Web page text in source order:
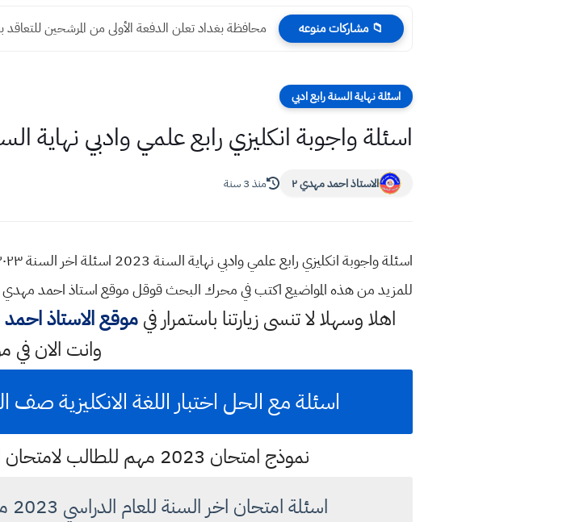
📁 مشاركات منوعه محافظة بغداد تعلن الدفعة الأولى من المرشحين
اسئلة نهاية السنة رابع ادبي
اسئلة واجوبة انكليزي رابع علمي وادبي نهاية السنة
الاستاذ احمد مهدي ٢ منذ 3 سنة
للمزيد من هذه المواضيع اكتب في محرك البحث قوقل موقع استاذ احمد
اهلا وسهلالا تنسى زيارتنا باستمرار فيموقع الاستاذ
وانت الان
اسئلة مع الحل اختبار اللغة الانكليزية صف
نموذج امتحان 2023 مهم للطالب لامتحان اخر العام السنة للعام الدراسي 2023
اسئلة امتحان اخر السنة للعام الدراسي 2023 مادة لغة انكليزية الصف رابع علمي وادبي